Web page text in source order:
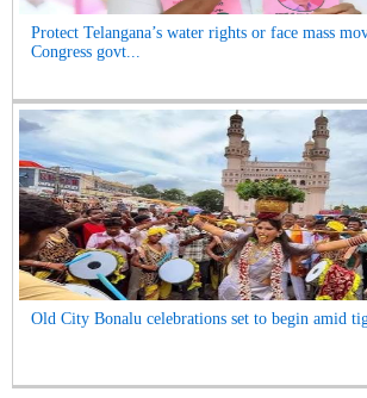
Protect Telangana’s water rights or face mass
Congress govt...
Old City Bonalu celebrations set to begin amid